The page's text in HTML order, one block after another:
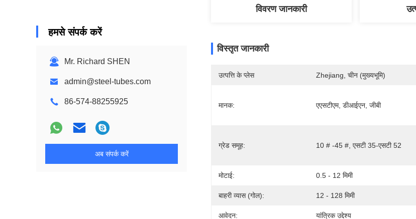
हमसे संपर्क करें
Mr. Richard SHEN
admin@steel-tubes.com
86-574-88255925
अब संपर्क करें
विवरण जानकारी
विस्तृत जानकारी
उत्पत्ति के प्लेस Zhejiang, चीन (मुख्यभूमि)
मानक: एएसटीएम, डीआईएन, जीबी
ग्रेड समूह: 10 # -45 #, एसटी 35-एसटी 52
मोटाई: 0.5 - 12 मिमी
बाहरी व्यास (गोल): 12 - 128 मिमी
आवेदन: यांत्रिक उद्देश्य